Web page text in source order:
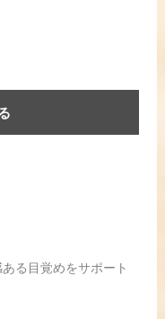
る目覚めをサポート